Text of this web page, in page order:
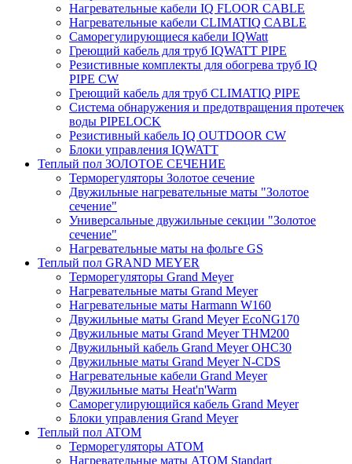
Нагревательные кабели IQ FLOOR CABLE
Нагревательные кабели CLIMATIQ CABLE
Саморегулирующиеся кабели IQWatt
Греющий кабель для труб IQWATT PIPE
Резистивные комплекты для обогрева труб IQ
PIPE CW
Греющий кабель для труб CLIMATIQ PIPE
Система обнаружения и предотвращения протечек
воды PIPELOCK
Резистивный кабель IQ OUTDOOR CW
Блоки управления IQWATT
Теплый пол ЗОЛОТОЕ СЕЧЕНИЕ
Терморегуляторы Золотое сечение
Двужильные нагревательные маты "Золотое
сечение"
Универсальные двужильные секции "Золотое
сечение"
Нагревательные маты на фольге GS
Теплый пол GRAND MEYER
Терморегуляторы Grand Meyer
Нагревательные маты Grand Meyer
Нагревательные маты Harmann W160
Двужильные маты Grand Meyer EcoNG170
Двужильные маты Grand Meyer THM200
Двужильный кабель Grand Meyer OHC30
Двужильные маты Grand Meyer N-CDS
Нагревательные кабели Grand Meyer
Двужильные маты Heat'n'Warm
Саморегулирующийся кабель Grand Meyer
Блоки управления Grand Meyer
Теплый пол ATOM
Терморегуляторы АТОМ
Нагревательные маты АТОМ Standart